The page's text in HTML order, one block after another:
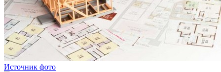
Источник фото